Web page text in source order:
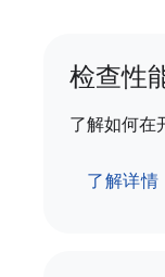
检查性
了解如何在
了解详情